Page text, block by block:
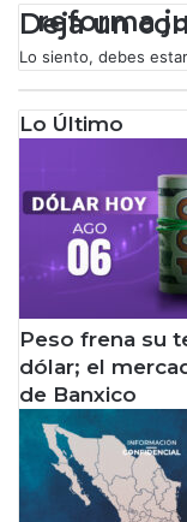
Deja un
Lo siento, debes estar
Lo Último
Peso frena su
dólar; el
de Banxico